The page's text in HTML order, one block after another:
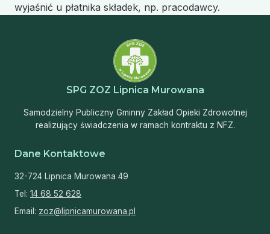
wyjaśnić u płatnika składek, np. pracodawcy.
SPG ZOZ Lipnica Murowana
Samodzielny Publiczny Gminny Zakład Opieki Zdrowotnej
realizujący świadczenia w ramach kontraktu z NFZ.
Dane Kontaktowe
32-724 Lipnica Murowana 49
Tel: 14 68 52 628
Email: zoz@lipnicamurowana.pl